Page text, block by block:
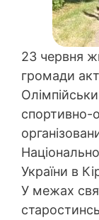
23 червня
громади
спортивно-
України в
У межах